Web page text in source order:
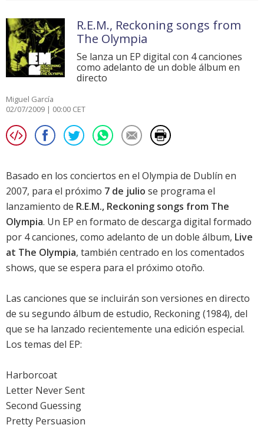
R.E.M., Reckoning songs from
The Olympia
Se lanza un EP digital con 4 canciones
como adelanto de un doble álbum en
directo
Miguel García
02/07/2009 | 00:00 CET
Basado en los conciertos en el Olympia de Dublín en
2007, para el próximo 7 de julio se programa el
lanzamiento de R.E.M., Reckoning songs from The
Olympia. Un EP en formato de descarga digital formado
por 4 canciones, como adelanto de un doble álbum, Live
at The Olympia, también centrado en los comentados
shows, que se espera para el próximo otoño.
Las canciones que se incluirán son versiones en directo
de su segundo álbum de estudio, Reckoning (1984), del
que se ha lanzado recientemente una edición especial.
Los temas del EP:
Harborcoat
Letter Never Sent
Second Guessing
Pretty Persuasion